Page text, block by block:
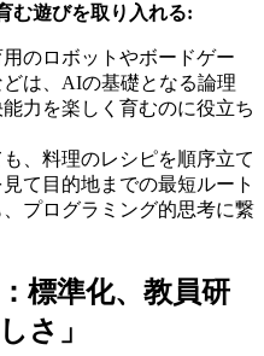
む遊びを取り入れる:
のロボットやボードゲー
は、AIの基礎となる論理
力を楽しく育むのに役立ち
、料理のレシピを順序立て
て目的地までの最短ルート
プログラミング的思考に繋
標準化、教員研
さ」